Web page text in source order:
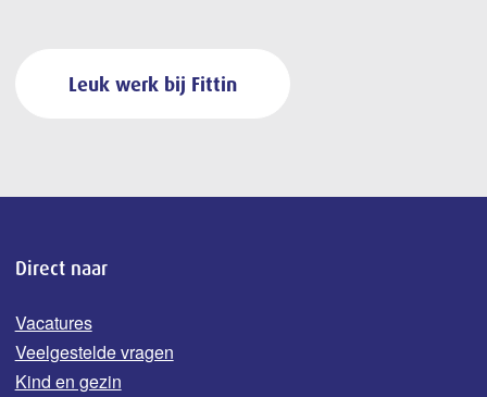
Leuk werk bij Fittin
Direct naar
Vacatures
Veelgestelde vragen
Kind en gezin